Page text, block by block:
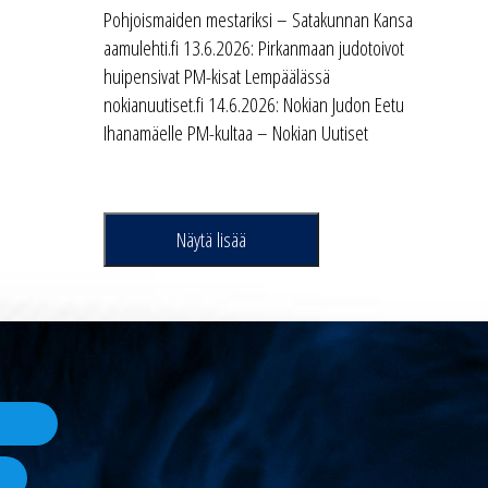
Pohjoismaiden mestariksi – Satakunnan Kansa
aamulehti.fi 13.6.2026: Pirkanmaan judotoivot
huipensivat PM-kisat Lempäälässä
nokianuutiset.fi 14.6.2026: Nokian Judon Eetu
Ihanamäelle PM-kultaa – Nokian Uutiset
Näytä lisää